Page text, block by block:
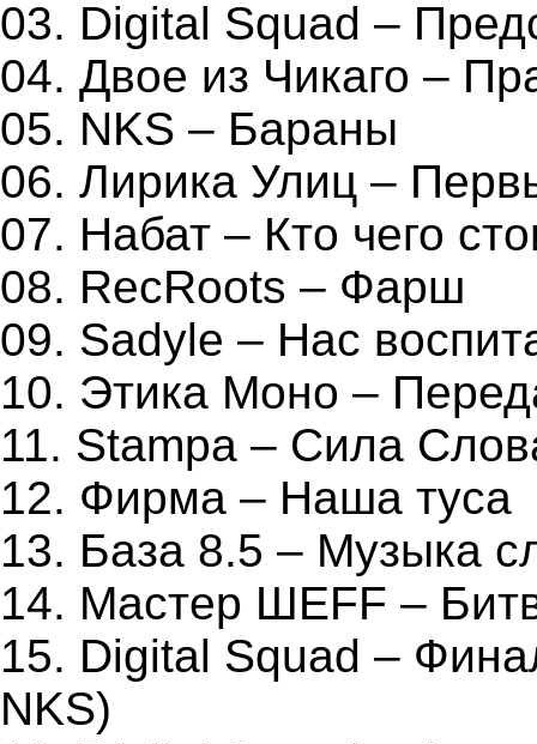
03. Digital Squad –
04. Двое из Чикаго –
05. NKS – Бараны
06. Лирика Улиц –
07. Набат – Кто чего
08. RecRoots – Фарш
09. Sadyle – Нас
10. Этика Моно –
11. Stampa – Сила
12. Фирма – Наша туса
13. База 8.5 – Музыка
14. Мастер ШЕFF –
15. Digital Squad –
NKS)